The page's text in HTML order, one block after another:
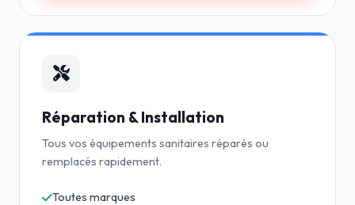
Réparation & Installation
Tous vos équipements sanitaires réparés ou
remplacés rapidement.
Toutes marques